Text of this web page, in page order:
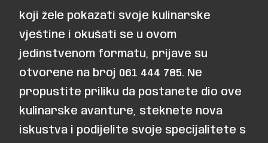
koji žele pokazati svoje kulinarske
vještine i okušati se u ovom
jedinstvenom formatu, prijave su
otvorene na broj 061 444 785. Ne
propustite priliku da postanete dio ove
kulinarske avanture, steknete nova
iskustva i podijelite svoje specijalitete s